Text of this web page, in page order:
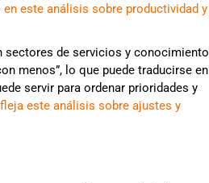
en este análisis sobre productividad y
sectores de servicios y
menos”, lo que puede traducirse en
servir para ordenar prioridades y
este análisis sobre ajustes y